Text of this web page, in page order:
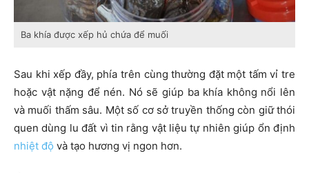
Ba khía được xếp hủ chứa để muối
Sau khi xếp đầy, phía trên cùng thường đặt một tấm vỉ tre
hoặc vật nặng để nén. Nó sẽ giúp ba khía không nổi lên
và muối thấm sâu. Một số cơ sở truyền thống còn giữ thói
quen dùng lu đất vì tin rằng vật liệu tự nhiên giúp ổn định
nhiệt độ và tạo hương vị ngon hơn.